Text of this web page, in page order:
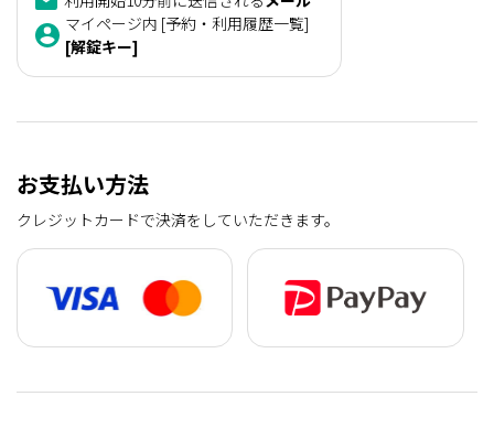
マイページ内 [予約・利用履歴一覧]
[解錠キー]
お支払い方法
クレジットカードで決済をしていただきます。